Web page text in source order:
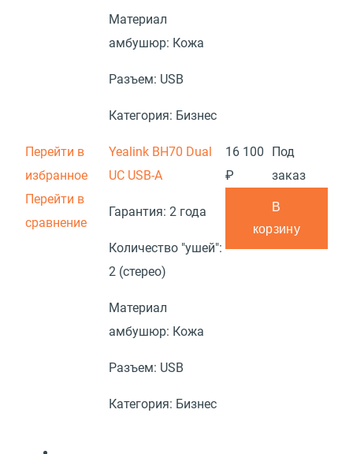
Материал
амбушюр: Кожа
Разъем: USB
Категория: Бизнес
Перейти в
избранное
Перейти в
сравнение
Yealink BH70 Dual
UC USB-A
Гарантия: 2 года
Количество "ушей":
2 (стерео)
Материал
амбушюр: Кожа
Разъем: USB
Категория: Бизнес
16 100
₽
Под
заказ
В
корзину